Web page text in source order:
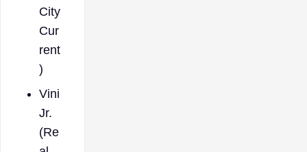
City
Cur
rent
)
Vini
Jr.
(Re